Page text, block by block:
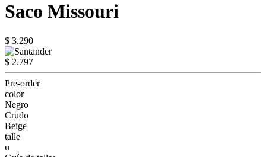
Saco Missouri
$ 3.290
$ 2.797
Pre-order
color
Negro
Crudo
Beige
talle
u